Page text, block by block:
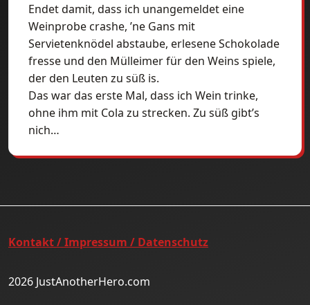
Endet damit, dass ich unangemeldet eine
Weinprobe crashe, ’ne Gans mit
Servietenknödel abstaube, erlesene Schokolade
fresse und den Mülleimer für den Weins spiele,
der den Leuten zu süß is.
Das war das erste Mal, dass ich Wein trinke,
ohne ihm mit Cola zu strecken. Zu süß gibt’s
nich…
Kontakt / Impressum / Datenschutz
2026 JustAnotherHero.com